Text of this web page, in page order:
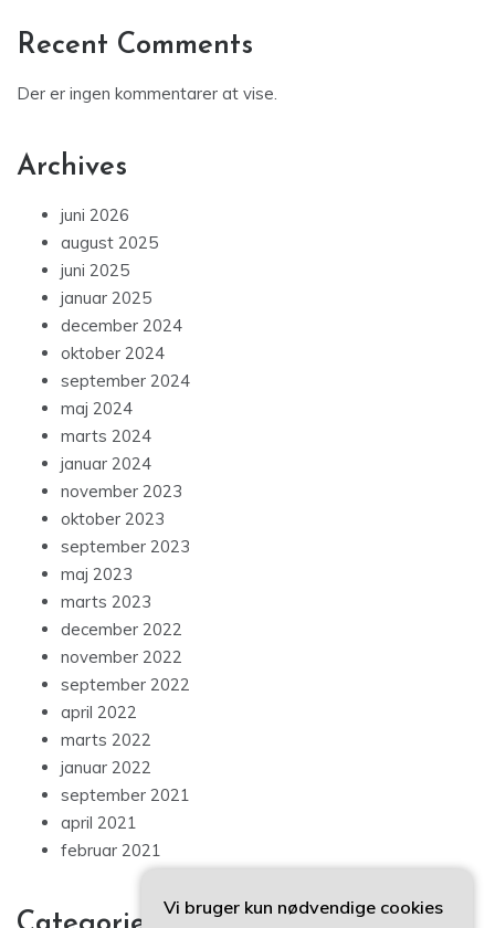
Recent Comments
Der er ingen kommentarer at vise.
Archives
juni 2026
august 2025
juni 2025
januar 2025
december 2024
oktober 2024
september 2024
maj 2024
marts 2024
januar 2024
november 2023
oktober 2023
september 2023
maj 2023
marts 2023
december 2022
november 2022
september 2022
april 2022
marts 2022
januar 2022
september 2021
april 2021
februar 2021
Vi bruger kun nødvendige cookies